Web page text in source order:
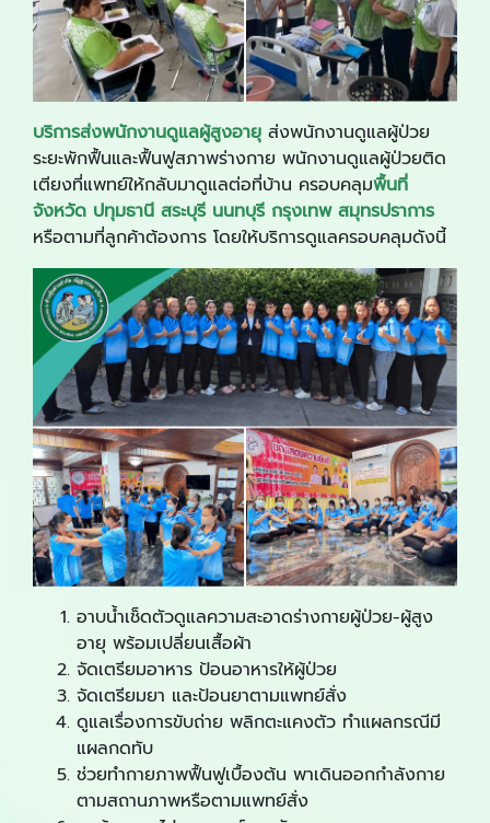
บริการส่งพนักงานดูแลผู้สูงอายุ ส่งพนักงานดูแลผู้ป่วย
ระยะพักฟื้นและฟื้นฟูสภาพร่างกาย พนักงานดูแลผู้ป่วยติด
เตียงที่แพทย์ให้กลับมาดูแลต่อที่บ้าน ครอบคลุมพื้นที่
จังหวัด ปทุมธานี สระบุรี นนทบุรี กรุงเทพ สมุทรปราการ
หรือตามที่ลูกค้าต้องการ โดยให้บริการดูแลครอบคลุมดังนี้
อาบน้ำเช็ดตัวดูแลความสะอาดร่างกายผู้ป่วย-ผู้สูง
อายุ พร้อมเปลี่ยนเสื้อผ้า
จัดเตรียมอาหาร ป้อนอาหารให้ผู้ป่วย
จัดเตรียมยา และป้อนยาตามแพทย์สั่ง
ดูแลเรื่องการขับถ่าย พลิกตะแคงตัว ทำแผลกรณีมี
แผลกดทับ
ช่วยทำกายภาพฟื้นฟูเบื้องต้น พาเดินออกกำลังกาย
ตามสถานภาพหรือตามแพทย์สั่ง